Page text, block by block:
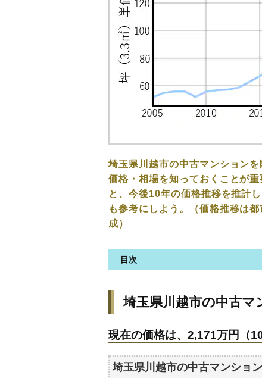
埼玉県川越市の中古マンション
価格・相場を知っておくことが
と、今後10年の価格推移を推計
も参考にしよう。（価格推移は
成）
目次
現在の価格は、2,171万円（
駅からの徒歩距離で価格はど
築年数で価格はどうなる？
埼玉県川越市の中古マンショ
埼玉県川越市の中古マ
現在の価格は、2,171万円（
埼玉県川越市の中古マンショ